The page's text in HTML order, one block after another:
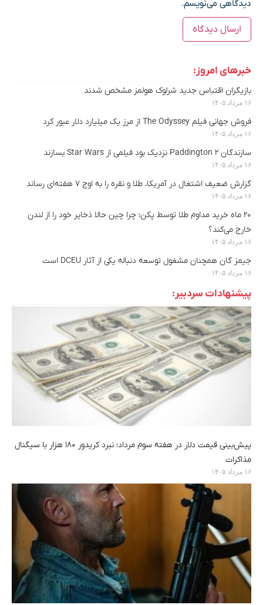
دیدگاهی می‌نویسم.
خبرهای امروز:
بازیگران اقتباس جدید شرلوک هولمز مشخص شدند
۱۶ مرداد ۱۴۰۵
فروش جهانی فیلم The Odyssey از مرز یک میلیارد دلار عبور کرد
۱۶ مرداد ۱۴۰۵
سازندگان Paddington 2 نزدیک بود فیلمی از Star Wars بسازند
۱۶ مرداد ۱۴۰۵
گزارش ضعیف اشتغال در آمریکا، طلا و نقره را به اوج ۷ هفته‌ای رساند
۱۶ مرداد ۱۴۰۵
۲۰ ماه خرید مداوم طلا توسط پکن؛ چرا چین حالا ذخایر خود را از لندن
خارج می‌کند؟
۱۶ مرداد ۱۴۰۵
جیمز گان همچنان مشغول توسعه دنباله یکی از آثار DCEU است
۱۶ مرداد ۱۴۰۵
پیشنهادات سردبیر:
پیش‌بینی قیمت دلار در هفته سوم مرداد؛ نبرد کریدور ۱۸۰ هزار با سیگنال
مذاکرات
۱۶ مرداد ۱۴۰۵